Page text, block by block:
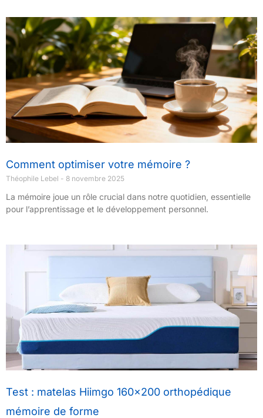
Comment optimiser votre mémoire ?
Théophile Lebel 8 novembre 2025
La mémoire joue un rôle crucial dans notre quotidien, essentielle
pour l’apprentissage et le développement personnel.
Test : matelas Hiimgo 160×200 orthopédique
mémoire de forme